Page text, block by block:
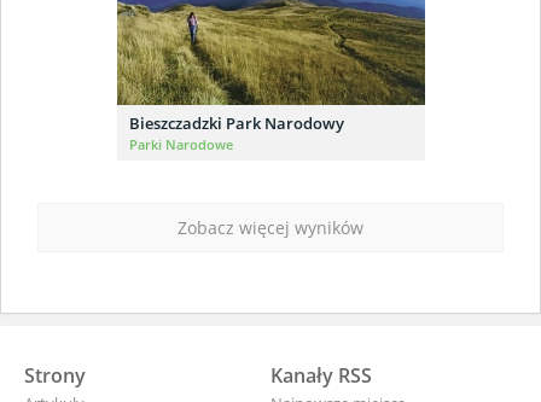
Bieszczadzki Park Narodowy
Parki Narodowe
Zobacz więcej wyników
Strony Kanały RSS